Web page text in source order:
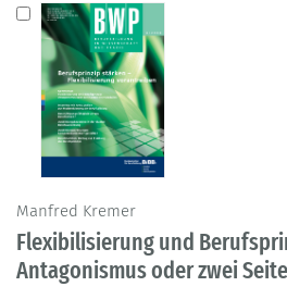
Manfred Kremer
Flexibilisierung und
Antagonismus oder zwei